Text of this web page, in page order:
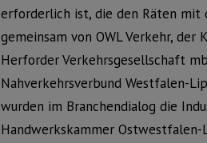
erforderlich ist, die den Räten mit
gemeinsam von OWL Verkehr,
Herforder Verkehrsgesellschaft
Nahverkehrsverbund Westfalen-
wurden im Branchendialog die
Handwerkskammer Ostwestfalen-